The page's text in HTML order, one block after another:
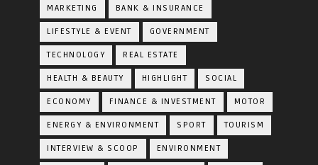
MARKETING BANK & INSURANCE
LIFESTYLE & EVENT GOVERNMENT
TECHNOLOGY REAL ESTATE
HEALTH & BEAUTY HIGHLIGHT SOCIAL
ECONOMY FINANCE & INVESTMENT MOTOR
ENERGY & ENVIRONMENT SPORT TOURISM
INTERVIEW & SCOOP ENVIRONMENT